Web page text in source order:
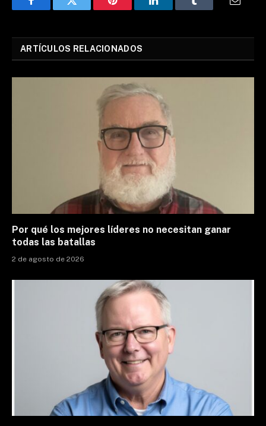
FacebookTwitter Pinterest LinkedInTumblr
ARTÍCULOS RELACIONADOS
Por qué los mejores líderes no necesitan ganar
todas las batallas
2 de agosto de 2026